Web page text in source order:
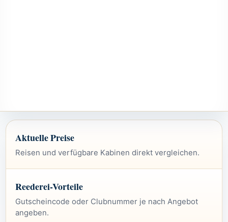
Aktuelle Preise
Reisen und verfügbare Kabinen direkt vergleichen.
Reederei-Vorteile
Gutscheincode oder Clubnummer je nach Angebot
angeben.